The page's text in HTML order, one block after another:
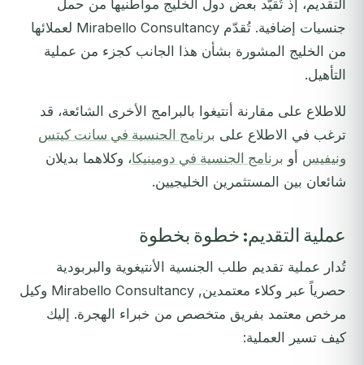
التقديم، إذ تُقيّد بعض دول الخليج مواطنيها من حمل
جنسيات إضافية. تُقدّم Mirabello Consultancy لعملائها
من الخليج المشورة بشأن هذا الجانب كجزء من عملية
التأهيل.
للاطلاع على مقارنة أنتيغوا بالبرامج الأخرى الشائعة، قد
ترغب في الاطلاع على برنامج الجنسية في سانت كيتس
ونيفيس أو برنامج الجنسية في دومينيكا، وكلاهما بديلان
شائعان بين المستثمرين الخليجيين.
عملية التقديم: خطوة بخطوة
تُدار عملية تقديم طلب الجنسية الأنتيغوية والبربودية
حصرياً عبر وكلاء معتمدين, Mirabello Consultancy وكيل
مرخص معتمد بفريق متخصص من خبراء الهجرة. إليك
كيف تسير العملية: